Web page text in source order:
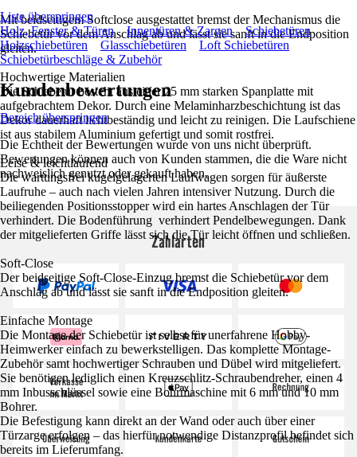
Mit beidseitigem Softclose ausgestattet bremst der Mechanismus die
Schiebetür vor dem Anschlag ab und lässt sie sanft in die Endposition
gleiten.
Hochwertige Materialien
Die Schiebetür besteht aus einer 25 mm starken Spanplatte mit
aufgebrachtem Dekor. Durch eine Melaminharzbeschichtung ist das
Dekor dauerhaft lichtbeständig und leicht zu reinigen. Die Laufschiene
ist aus stabilem Aluminium gefertigt und somit rostfrei.
Leise & leichtlaufend
Die wartungsfrei kugelgelagerten Laufwagen sorgen für äußerste
Laufruhe – auch nach vielen Jahren intensiver Nutzung. Durch die
beiliegenden Positionsstopper wird ein hartes Anschlagen der Tür
verhindert. Die Bodenführung verhindert Pendelbewegungen. Dank
der mitgelieferten Griffe lässt sich die Tür leicht öffnen und schließen.
Soft-Close
Der beidseitige Soft-Close-Einzug bremst die Schiebetür vor dem
Anschlag ab und lässt sie sanft in die Endposition gleiten.
Einfache Montage
Die Montage der Schiebetür ist selbst für unerfahrene Hobby-
Heimwerker einfach zu bewerkstelligen. Das komplette Montage-
Zubehör samt hochwertiger Schrauben und Dübel wird mitgeliefert.
Sie benötigen lediglich einen Kreuzschlitz-Schraubendreher, einen 4
mm Inbusschlüssel sowie eine Bohrmaschine mit 6 mm und 10 mm
Bohrer.
Die Befestigung kann direkt an der Wand oder auch über einer
Türzarge erfolgen – das hierfür notwendige Distanzprofil befindet sich
bereits im Lieferumfang.
Liste überspringen
Holz, Fenster & Türen
Innentüren & Zargen
Schiebetüren
Holzschiebetüren
Glasschiebetüren
Loft Schiebetüren
Schiebetürbeschläge & Zubehör
Kundenbewertungen
Bereich überspringen
Die Echtheit der Bewertungen wurde von uns nicht überprüft.
Bewertungen können auch von Kunden stammen, die die Ware nicht
nachweislich genutzt oder gekauft haben.
Zahlarten